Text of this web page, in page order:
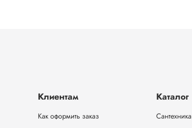
Клиентам
Как оформить заказ
Каталог
Сантехника